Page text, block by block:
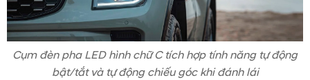
Cụm đèn pha LED hình chữ C tích hợp tính năng tự động
bật/tắt và tự động chiếu góc khi đánh lái